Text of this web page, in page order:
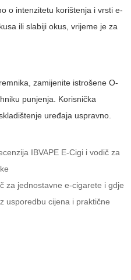
o intenzitetu korištenja i vrsti e-
ili slabiji okus, vrijeme je za
zamijenite istrošene O-
punjenja. Korisnička
uređaja uspravno.
IBVAPE E-Cigi i vodič za
za jednostavne e-cigarete i gdje
usporedbu cijena i praktične